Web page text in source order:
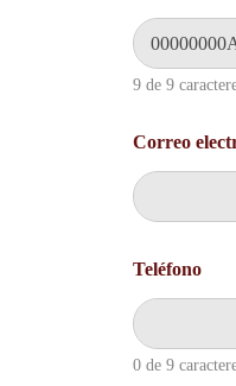
9 de 9
Correo
T
l
é
f
Teléfono
0 de 9